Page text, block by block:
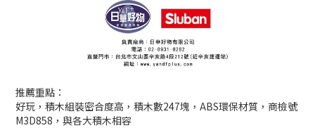
推薦重點：
好玩，積木組裝密合度高，積木數247塊，ABS環保材質，商檢號
M3D858，與各大積木相容